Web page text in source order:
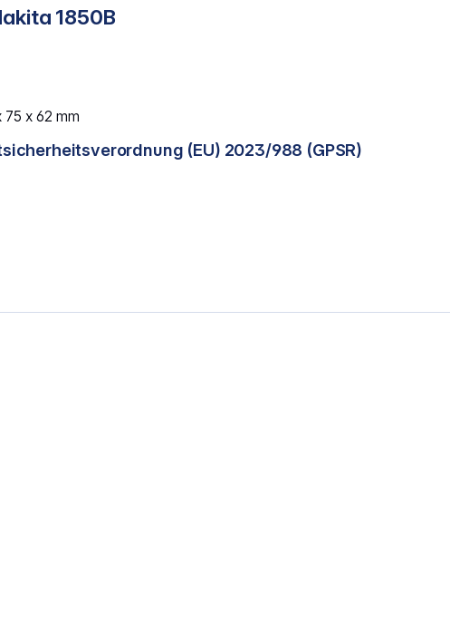
Kit 197288-2 2x BL1850B"
1850B
75 x 62 mm
(EU) 2023/988 (GPSR)